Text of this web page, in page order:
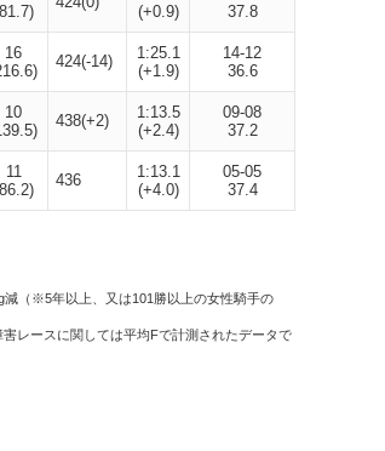
(+0.9)
37.8
16
424(-14)
1:25.1
(+1.9)
14-12
36.6
10
438(+2)
1:13.5
(+2.4)
09-08
37.2
11
436
1:13.1
(+4.0)
05-05
37.4
減（※5年以上、又は101勝以上の女性騎手の
レースに関しては平均Fで計測されたデータで